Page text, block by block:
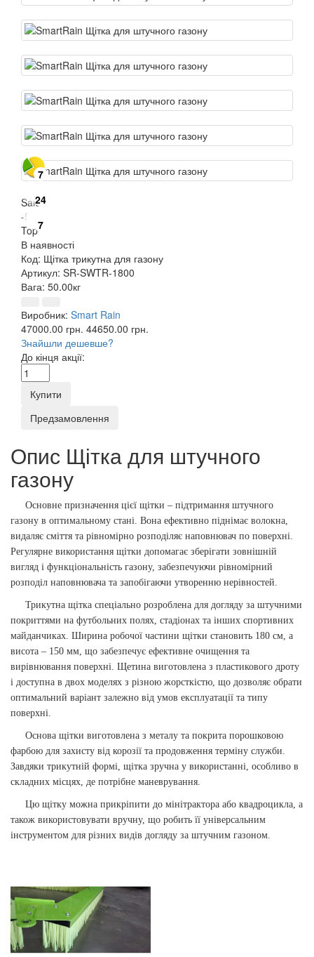
7
24
7
Sale
-5 %
Top
В наявності
Код: Щітка трикутна для газону
Артикул: SR-SWTR-1800
Вага: 50.00кг
Виробник: Smart Rain
47000.00 грн. 44650.00 грн.
Знайшли дешевше?
До кінця акції:
Купити
Предзамовлення
Опис Щітка для штучного
газону
Основне призначення цієї щітки – підтримання штучного
газону в оптимальному стані. Вона ефективно піднімає волокна,
видаляє сміття та рівномірно розподіляє наповнювач по поверхні.
Регулярне використання щітки допомагає зберігати зовнішній
вигляд і функціональність газону, забезпечуючи рівномірний
розподіл наповнювача та запобігаючи утворенню нерівностей.
Трикутна щітка спеціально розроблена для догляду за штучними
покриттями на футбольних полях, стадіонах та інших спортивних
майданчиках. Ширина робочої частини щітки становить 180 см, а
висота – 150 мм, що забезпечує ефективне очищення та
вирівнювання поверхні. Щетина виготовлена з пластикового дроту
і доступна в двох моделях з різною жорсткістю, що дозволяє обрати
оптимальний варіант залежно від умов експлуатації та типу
поверхні.
Основа щітки виготовлена з металу та покрита порошковою
фарбою для захисту від корозії та продовження терміну служби.
Завдяки трикутній формі, щітка зручна у використанні, особливо в
складних місцях, де потрібне маневрування.
Цю щітку можна прикріпити до мінітрактора або квадроцикла, а
також використовувати вручну, що робить її універсальним
інструментом для різних видів догляду за штучним газоном.